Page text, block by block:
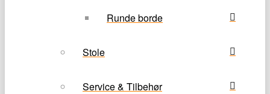
Runde borde
Stole
Service & Tilbehør